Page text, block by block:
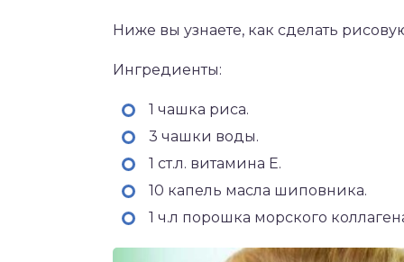
Ниже вы узнаете, как сделать
Ингредиенты:
1 чашка риса.
3 чашки воды.
1 ст.л. витамина Е.
10 капель масла шиповника.
1 ч.л порошка морского